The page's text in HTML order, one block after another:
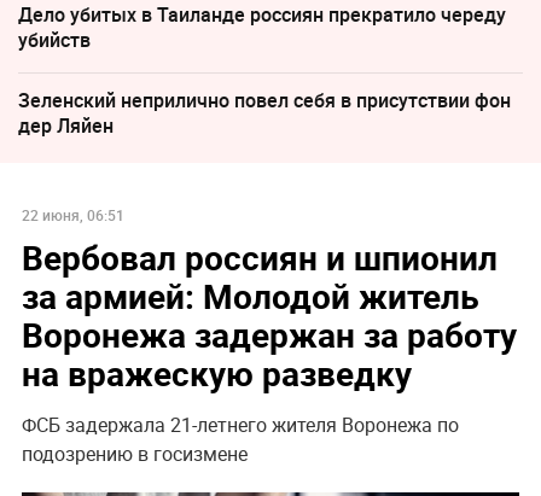
Дело убитых в Таиланде россиян прекратило череду
убийств
Зеленский неприлично повел cебя в присутствии фон
дер Ляйен
22 июня, 06:51
Вербовал россиян и шпионил
за армией: Молодой житель
Воронежа задержан за работу
на вражескую разведку
ФСБ задержала 21-летнего жителя Воронежа по
подозрению в госизмене